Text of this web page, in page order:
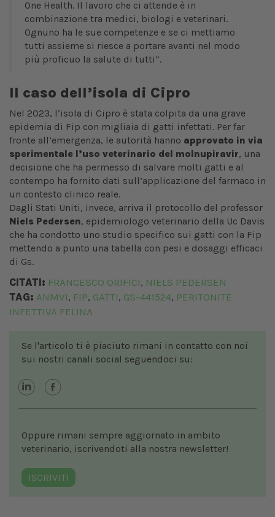
One Health. Il lavoro che ci attende è in
combinazione tra medici, biologi e veterinari.
Ognuno ha le sue competenze e se ci mettiamo
tutti assieme si riesce a portare avanti nel modo
più proficuo la salute di tutti”.
Il caso dell’isola di Cipro
Nel 2023, l’isola di Cipro è stata colpita da una grave
epidemia di Fip con migliaia di gatti infettati. Per far
fronte all’emergenza, le autorità hanno approvato in via
sperimentale l’uso veterinario del molnupiravir, una
decisione che ha permesso di salvare molti gatti e al
contempo ha fornito dati sull’applicazione del farmaco in
un contesto clinico reale.
Dagli Stati Uniti, invece, arriva il protocollo del professor
Niels Pedersen, epidemiologo veterinario della Uc Davis
che ha condotto uno studio specifico sui gatti con la Fip
mettendo a punto una tabella con pesi e dosaggi efficaci
di Gs.
CITATI: FRANCESCO ORIFICI, NIELS PEDERSEN
TAG: ANMVI, FIP, GATTI, GS-441524, PERITONITE
INFETTIVA FELINA
Se l'articolo ti è piaciuto rimani in contatto con noi
sui nostri canali social seguendoci su:
Oppure rimani sempre aggiornato in ambito
veterinario, iscrivendoti alla nostra newsletter!
ISCRIVITI